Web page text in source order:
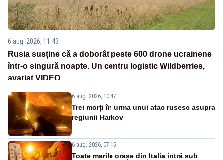
6 aug. 2026, 11:43
Rusia susține că a doborât peste 600 drone ucrainene
într-o singură noapte. Un centru logistic Wildberries,
avariat VIDEO
6 aug. 2026, 10:47
Trei morți în urma unui atac rusesc asupra
regiunii Harkov
6 aug. 2026, 07:15
Toate marile orașe din Italia intră sub